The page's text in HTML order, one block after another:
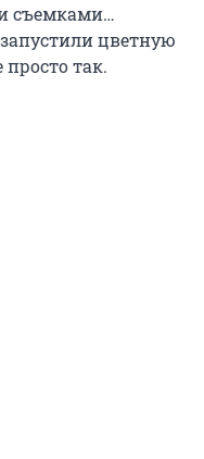
съемками…
цветную
так.